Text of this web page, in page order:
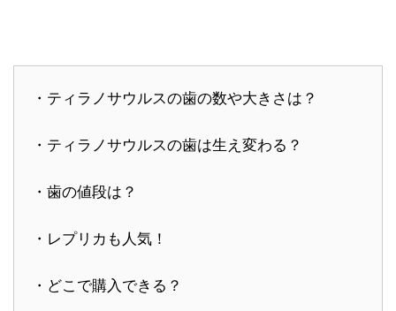
・ティラノサウルスの歯の数や大きさは？
・ティラノサウルスの歯は生え変わる？
・歯の値段は？
・レプリカも人気！
・どこで購入できる？